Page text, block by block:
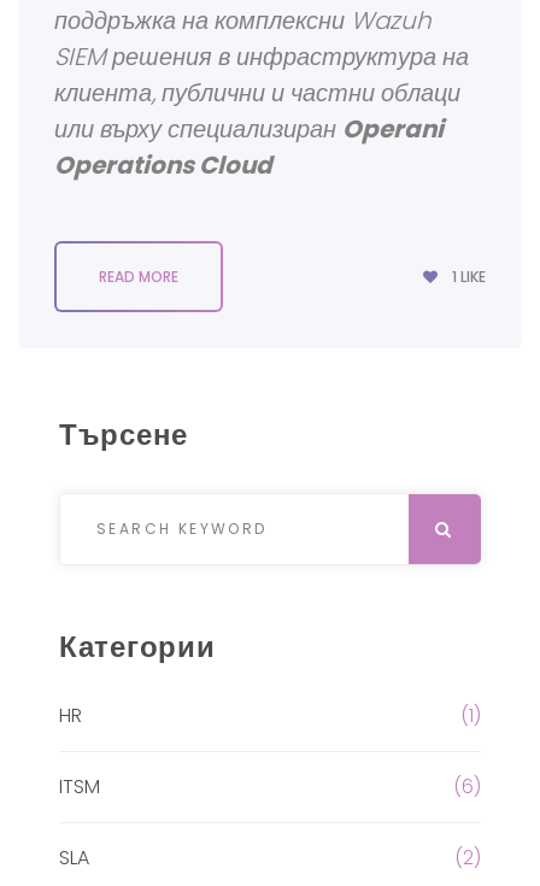
поддръжка на комплексни Wazuh
SIEM решения в инфраструктура на
клиента, публични и частни облаци
или върху специализиран Operani
Operations Cloud
READ MORE 1 LIKE
Търсене
Категории
HR (1)
ITSM (6)
SLA (2)